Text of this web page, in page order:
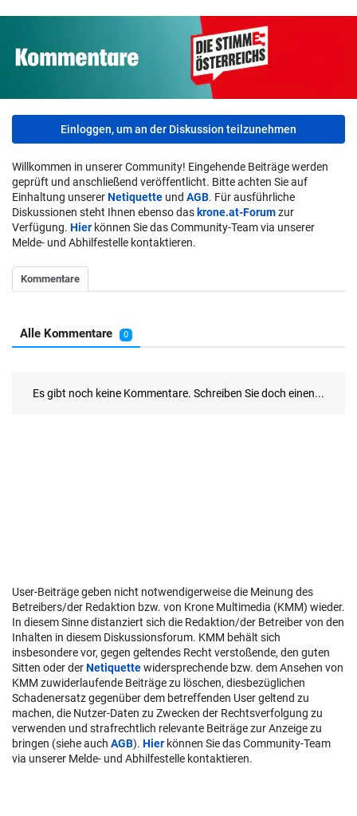
Einloggen, um an der Diskussion teilzunehmen
Willkommen in unserer Community! Eingehende Beiträge werden
geprüft und anschließend veröffentlicht. Bitte achten Sie auf
Einhaltung unsererNetiquette und AGB. Für ausführliche
Diskussionen steht Ihnen ebenso das krone.at-Forumzur
Verfügung. Hier können Sie das Community-Team via unserer
Melde- und Abhilfestelle kontaktieren.
User-Beiträge geben nicht notwendigerweise die Meinung des
Betreibers/der Redaktion bzw. von Krone Multimedia (KMM) wieder.
In diesem Sinne distanziert sich die Redaktion/der Betreiber von den
Inhalten in diesem Diskussionsforum. KMM behält sich
insbesondere vor, gegen geltendes Recht verstoßende, den guten
Sitten oder derNetiquettewidersprechende bzw. dem Ansehen von
KMM zuwiderlaufende Beiträge zu löschen, diesbezüglichen
Schadenersatz gegenüber dem betreffenden User geltend zu
machen, die Nutzer-Daten zu Zwecken der Rechtsverfolgung zu
verwenden und strafrechtlich relevante Beiträge zur Anzeige zu
bringen (siehe auch AGB). Hier können Sie das Community-Team
via unserer Melde- und Abhilfestelle kontaktieren.